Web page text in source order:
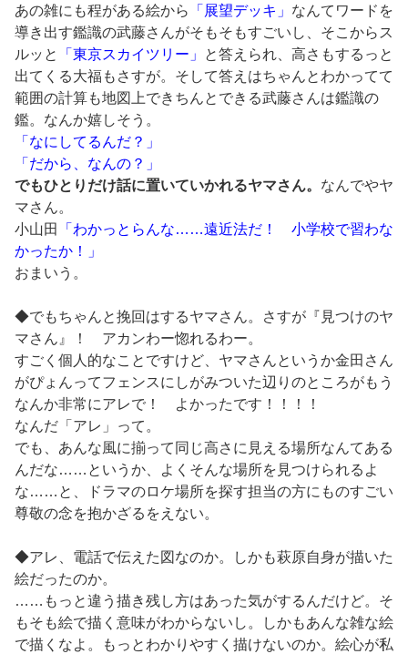
あの雑にも程がある絵から 「展望デッキ」 なんてワードを
導き出す鑑識の武藤さんがそもそもすごいし、そこからス
ルッと
「東京スカイツリー」
と答えられ、高さもするっと
出てくる大福もさすが。そして答えはちゃんとわかってて
範囲の計算も地図上できちんとできる武藤さんは鑑識の
鑑。なんか嬉しそう。
「なにしてるんだ？」
「だから、なんの？」
でもひとりだけ話に置いていかれるヤマさん。 なんでやヤ
マさん。
小山田
「わかっとらんな……遠近法だ！ 小学校で習わな
かったか！」
おまいう。
◆でもちゃんと挽回はするヤマさん。さすが『見つけのヤ
マさん』！ アカンわー惚れるわー。
すごく個人的なことですけど、ヤマさんというか金田さん
がぴょんってフェンスにしがみついた辺りのところがもう
なんか非常にアレで！ よかったです！！！！
なんだ「アレ」って。
でも、あんな風に揃って同じ高さに見える場所なんてある
んだな……というか、よくそんな場所を見つけられるよ
な……と、ドラマのロケ場所を探す担当の方にものすごい
尊敬の念を抱かざるをえない。
◆アレ、電話で伝えた図なのか。しかも萩原自身が描いた
絵だったのか。
……もっと違う描き残し方はあった気がするんだけど。そ
もそも絵で描く意味がわからないし。しかもあんな雑な絵
で描くなよ。もっとわかりやすく描けないのか。絵心が私